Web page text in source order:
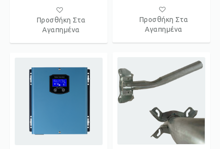
Προσθήκη Στα
Αγαπημένα
Προσθήκη Στα
Αγαπημένα